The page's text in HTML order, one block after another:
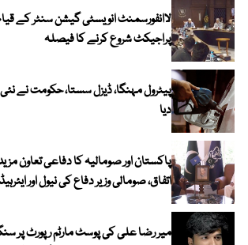
لاانفورسمنٹ انویسٹی گیشن سنٹر کے
پراجیکٹ شروع کرنے کا فیصلہ
پیٹرول مہنگا، ڈیزل سستا، حکومت نے
دیا
پاکستان اور صومالیہ کا دفاعی تعاون
اتفاق، صومالی وزیر دفاع کی نیول اور
میر رضا علی کی پوسٹ مارٹم رپورٹ پر